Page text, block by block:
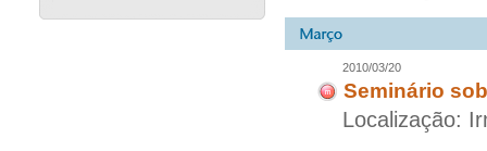
2010/03/20
Seminário
Localização: